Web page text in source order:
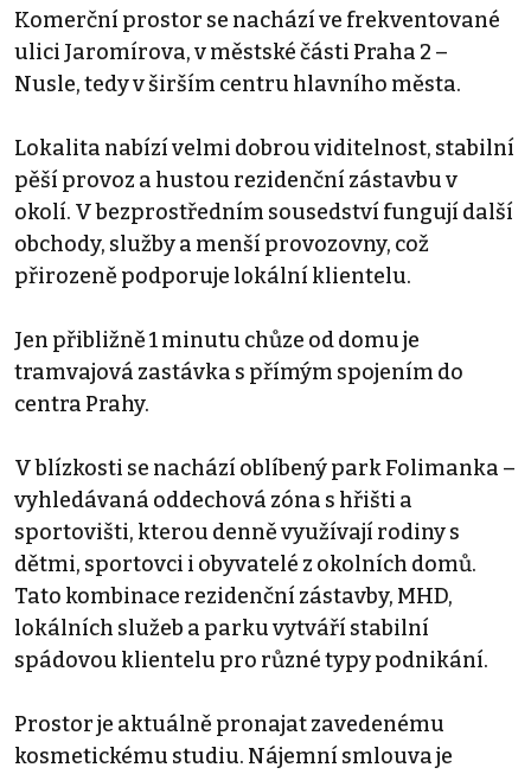
Komerční prostor se nachází ve frekventované
ulici Jaromírova, v městské části Praha 2 –
Nusle, tedy v širším centru hlavního města.
Lokalita nabízí velmi dobrou viditelnost, stabilní
pěší provoz a hustou rezidenční zástavbu v
okolí. V bezprostředním sousedství fungují další
obchody, služby a menší provozovny, což
přirozeně podporuje lokální klientelu.
Jen přibližně 1 minutu chůze od domu je
tramvajová zastávka s přímým spojením do
centra Prahy.
V blízkosti se nachází oblíbený park Folimanka –
vyhledávaná oddechová zóna s hřišti a
sportovišti, kterou denně využívají rodiny s
dětmi, sportovci i obyvatelé z okolních domů.
Tato kombinace rezidenční zástavby, MHD,
lokálních služeb a parku vytváří stabilní
spádovou klientelu pro různé typy podnikání.
Prostor je aktuálně pronajat zavedenému
kosmetickému studiu. Nájemní smlouva je